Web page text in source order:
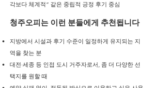
각보다 체계적” 같은 중립적 긍정 후기 중심
청주오피는 이런 분들에게 추천됩니다
지방에서 시설과 후기 수준이 일정하게 유지되는 지
역을 찾는 분
대전·세종 등 인접 도시 거주자로서, 좀 더 다양한 선
택지를 원할 때